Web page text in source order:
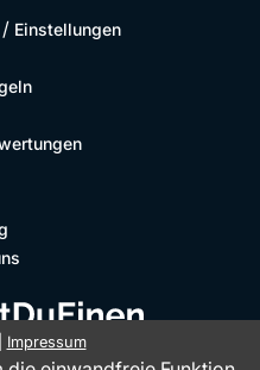
/ Einstellungen
Impressum